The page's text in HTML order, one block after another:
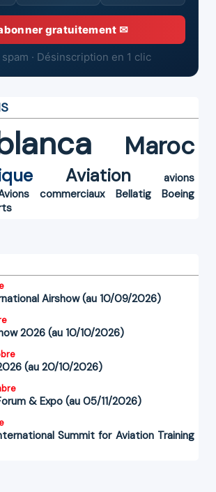
gratuitement ✉
spam · Désinscription en 1 clic
Maroc
Aviation
avions
commerciaux Bellatig
Boeing
Airshow (au 10/09/2026)
2026 (au 10/10/2026)
(au 20/10/2026)
& Expo (au 05/11/2026)
Summit for Aviation Training